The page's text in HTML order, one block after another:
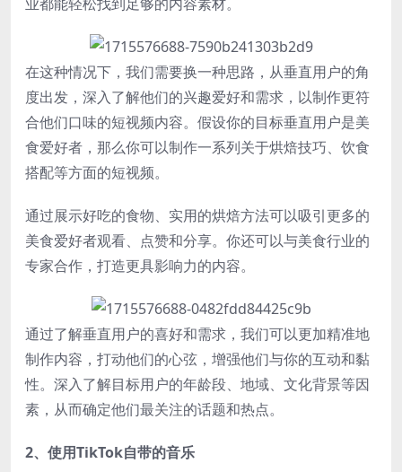
在这种情况下，我们需要换一种思路，从垂直用户的角
度出发，深入了解他们的兴趣爱好和需求，以制作更符
合他们口味的短视频内容。假设你的目标垂直用户是美
食爱好者，那么你可以制作一系列关于烘焙技巧、饮食
搭配等方面的短视频。
通过展示好吃的食物、实用的烘焙方法可以吸引更多的
美食爱好者观看、点赞和分享。你还可以与美食行业的
专家合作，打造更具影响力的内容。
通过了解垂直用户的喜好和需求，我们可以更加精准地
制作内容，打动他们的心弦，增强他们与你的互动和黏
性。深入了解目标用户的年龄段、地域、文化背景等因
素，从而确定他们最关注的话题和热点。
2、使用TikTok自带的音乐